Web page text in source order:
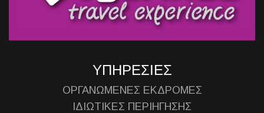
ΥΠΗΡΕΣΙΕΣ
ΟΡΓΑΝΩΜΕΝΕΣ ΕΚΔΡΟΜΕΣ
ΙΔΙΩΤΙΚΕΣ ΠΕΡΙΗΓΗΣΗΣ